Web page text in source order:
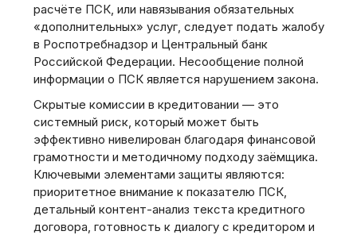
расчёте ПСК, или навязывания обязательных
«дополнительных» услуг, следует подать жалобу
в Роспотребнадзор и Центральный банк
Российской Федерации. Несообщение полной
информации о ПСК является нарушением закона.
Скрытые комиссии в кредитовании — это
системный риск, который может быть
эффективно нивелирован благодаря финансовой
грамотности и методичному подходу заёмщика.
Ключевыми элементами защиты являются:
приоритетное внимание к показателю ПСК,
детальный контент-анализ текста кредитного
договора, готовность к диалогу с кредитором и